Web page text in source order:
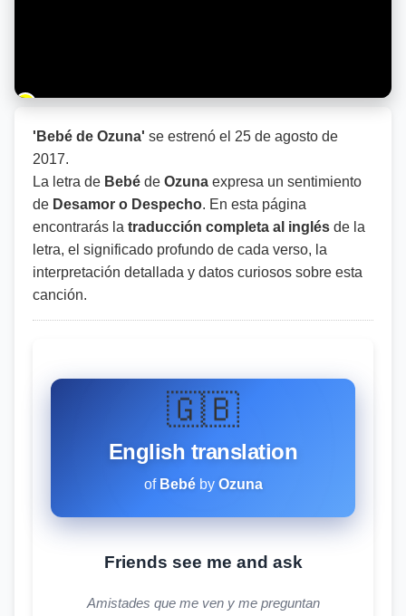
Barra de progreso de la reproducción
'Bebé de Ozuna' se estrenó el 25 de agosto de
2017.
La letra de Bebé de Ozuna expresa un sentimiento
de Desamor o Despecho. En esta página
encontrarás la traducción completa al inglés de la
letra, el significado profundo de cada verso, la
interpretación detallada y datos curiosos sobre esta
canción.
🇬🇧
English translation
of Bebéby Ozuna
Friends see me and ask
Amistades que me ven y me preguntan